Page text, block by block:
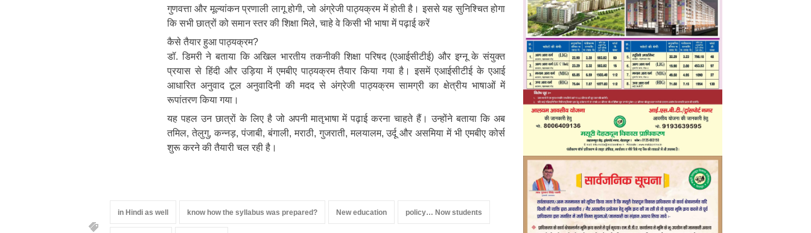
गुणवत्ता और मूल्यांकन प्रणाली लागू होगी, जो अंग्रेजी पाठ्यक्रम में होती है। इससे यह सुनिश्चित होगा
कि सभी छात्रों को समान स्तर की शिक्षा मिले, चाहे वे किसी भी भाषा में पढ़ाई करें
कैसे तैयार हुआ पाठ्यक्रम?
डॉ. डिमरी ने बताया कि अखिल भारतीय तकनीकी शिक्षा परिषद (एआईसीटीई) और इग्नू के संयुक्त
प्रयास से हिंदी और उड़िया में एमबीए पाठ्यक्रम तैयार किया गया है। इसमें एआईसीटीई के एआई
आधारित अनुवाद टूल अनुवादिनी की मदद से अंग्रेजी पाठ्यक्रम सामग्री का क्षेत्रीय भाषाओं में
रूपांतरण किया गया।
यह पहल उन छात्रों के लिए है जो अपनी मातृभाषा में पढ़ाई करना चाहते हैं। उन्होंने बताया कि अब
तमिल, तेलुगु, कन्नड़, पंजाबी, बंगाली, मराठी, गुजराती, मलयालम, उर्दू और असमिया में भी एमबीए कोर्स
शुरू करने की तैयारी चल रही है।
in Hindi as well know how the syllabus was prepared? New education policy… Now students